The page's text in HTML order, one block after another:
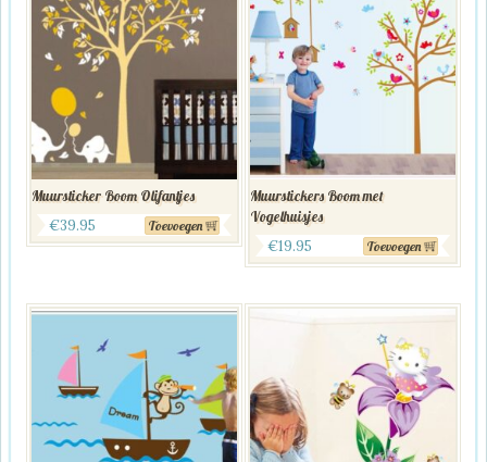
Muursticker Boom Olifantjes
€39.95 Toevoegen
Muurstickers Boom met
Vogelhuisjes
€19.95 Toevoegen